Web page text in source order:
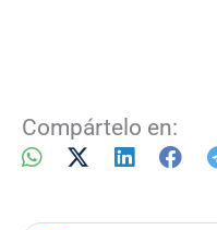
Compártelo en: